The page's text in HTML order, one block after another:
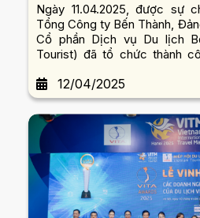
Ngày 11.04.2025, được sự
Tổng Công ty Bến Thành,
Cổ phần Dịch vụ Du lịch
Tourist) đã tổ chức thành
12/04/2025